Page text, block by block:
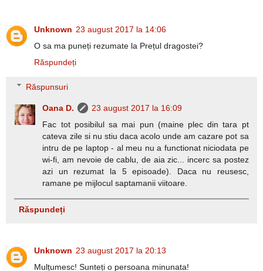
Unknown 23 august 2017 la 14:06
O sa ma puneți rezumate la Prețul dragostei?
Răspundeți
Răspunsuri
Oana D.
23 august 2017 la 16:09
Fac tot posibilul sa mai pun (maine plec din tara pt
cateva zile si nu stiu daca acolo unde am cazare pot sa
intru de pe laptop - al meu nu a functionat niciodata pe
wi-fi, am nevoie de cablu, de aia zic... incerc sa postez
azi un rezumat la 5 episoade). Daca nu reusesc,
ramane pe mijlocul saptamanii viitoare.
Răspundeți
Unknown 23 august 2017 la 20:13
Mulțumesc! Sunteți o persoana minunata!